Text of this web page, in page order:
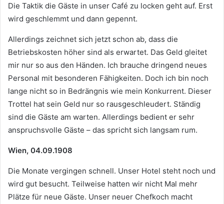
Die Taktik die Gäste in unser Café zu locken geht auf. Erst
wird geschlemmt und dann gepennt.
Allerdings zeichnet sich jetzt schon ab, dass die
Betriebskosten höher sind als erwartet. Das Geld gleitet
mir nur so aus den Händen. Ich brauche dringend neues
Personal mit besonderen Fähigkeiten. Doch ich bin noch
lange nicht so in Bedrängnis wie mein Konkurrent. Dieser
Trottel hat sein Geld nur so rausgeschleudert. Ständig
sind die Gäste am warten. Allerdings bedient er sehr
anspruchsvolle Gäste – das spricht sich langsam rum.
Wien, 04.09.1908
Die Monate vergingen schnell. Unser Hotel steht noch und
wird gut besucht. Teilweise hatten wir nicht Mal mehr
Plätze für neue Gäste. Unser neuer Chefkoch macht